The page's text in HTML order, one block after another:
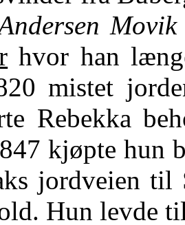
Movik
hvor han
mistet
Rebekka
kjøpte hun
jordveien til
Hun levde